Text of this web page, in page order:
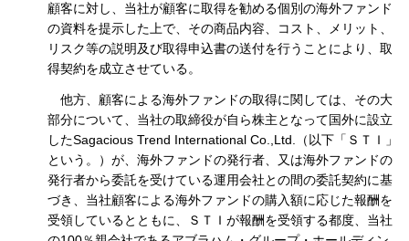
顧客に対し、当社が顧客に取得を勧める個別の海外ファンド
の資料を提示した上で、その商品内容、コスト、メリット、
リスク等の説明及び取得申込書の送付を行うことにより、取
得契約を成立させている。
他方、顧客による海外ファンドの取得に関しては、その大
部分について、当社の取締役が自ら株主となって国外に設立
したSagacious Trend International Co.,Ltd.（以下「ＳＴＩ」
という。）が、海外ファンドの発行者、又は海外ファンドの
発行者から委託を受けている運用会社との間の委託契約に基
づき、当社顧客による海外ファンドの購入額に応じた報酬を
受領しているとともに、ＳＴＩが報酬を受領する都度、当社